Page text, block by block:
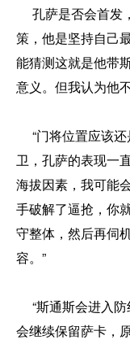
孔萨是否会首发
策，他是坚持自己
能猜测这就是他带
意义。但我认为他
“门将位置应该
卫，孔萨的表现一
海拔因素，我可能
手破解了逼抢，你
守整体，然后再伺
容。”
“斯通斯会进入
会继续保留萨卡，